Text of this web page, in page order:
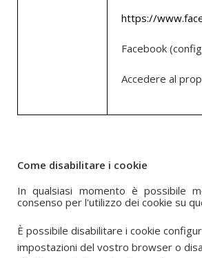
https://
Facebook
Accedere al
Come disabilitare i cookie
In qualsiasi momento è possibile
consenso per l'utilizzo dei cookie su
È possibile disabilitare i cookie
impostazioni del vostro browser o